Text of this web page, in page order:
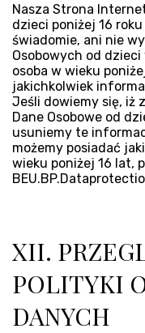
Nasza Strona
dzieci poniżej 16
świadomie, ani nie
Osobowych od
osoba w wieku
jakichkolwiek
Jeśli dowiemy się, iż
Dane Osobowe od
usuniemy te
możemy posiadać
wieku poniżej 16 lat,
XII.
POLITYKI
DANYCH